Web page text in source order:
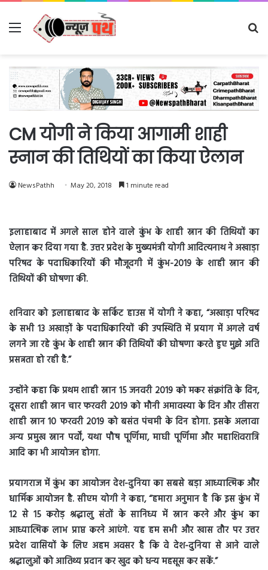
Menu
CM योगी ने किया आगामी शाही
स्नान की तिथियों का किया ऐलान
NewsPathh May 20, 2018 1 minute read
इलाहाबाद में अगले साल होने वाले कुंभ के शाही स्नान की तिथियों का
ऐलान कर दिया गया है. उत्तर प्रदेश के मुख्यमंत्री योगी आदित्यनाथ ने अखाड़ा
परिषद के पदाधिकारियों की मौजूदगी में कुंभ-2019 के शाही स्नान की
तिथियों की घोषणा की.
शनिवार को इलाहाबाद के सर्किट हाउस में योगी ने कहा, “अखाड़ा परिषद
के सभी 13 अखाड़ों के पदाधिकारियों की उपस्थिति में प्रयाग में अगले वर्ष
लगने जा रहे कुंभ के शाही स्नान की तिथियों की घोषणा करते हुए मुझे अति
प्रसन्नता हो रही है.”
उन्होंने कहा कि प्रथम शाही स्नान 15 जनवरी 2019 को मकर संक्रांति के दिन,
दूसरा शाही स्नान चार फरवरी 2019 को मौनी अमावस्या के दिन और तीसरा
शाही स्नान 10 फरवरी 2019 को बसंत पंचमी के दिन होगा. इसके अलावा
अन्य प्रमुख स्नान पर्वों, यथा पौष पूर्णिमा, माघी पूर्णिमा और महाशिवरात्रि
आदि का भी आयोजन होगा.
प्रयागराज में कुंभ का आयोजन देश-दुनिया का सबसे बड़ा आध्यात्मिक और
धार्मिक आयोजन है. सीएम योगी ने कहा, “हमारा अनुमान है कि इस कुंभ में
12 से 15 करोड़ श्रद्धालु संतों के सानिध्य में स्नान करने और कुंभ का
आध्यात्मिक लाभ प्राप्त करने आएंगे. यह हम सभी और खास तौर पर उत्तर
प्रदेश वासियों के लिए अहम अवसर है कि वे देश-दुनिया से आने वाले
श्रद्धालुओं को आतिथ्य प्रदान कर खुद को धन्य महसूस कर सकें.”